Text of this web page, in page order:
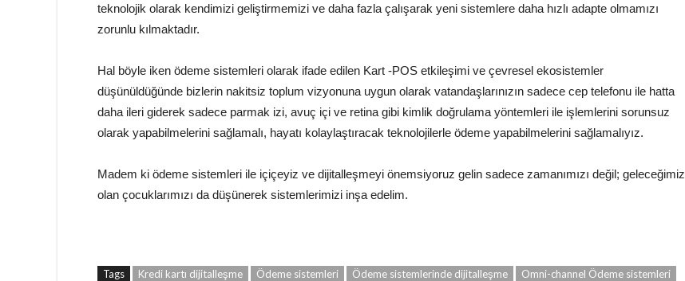
teknolojik olarak kendimizi geliştirmemizi ve daha fazla çalışarak yeni sistemlere daha hızlı adapte olmamızı
zorunlu kılmaktadır.
Hal böyle iken ödeme sistemleri olarak ifade edilen Kart -POS etkileşimi ve çevresel ekosistemler
düşünüldüğünde bizlerin nakitsiz toplum vizyonuna uygun olarak vatandaşlarınızın sadece cep telefonu ile hatta
daha ileri giderek sadece parmak izi, avuç içi ve retina gibi kimlik doğrulama yöntemleri ile işlemlerini sorunsuz
olarak yapabilmelerini sağlamalı, hayatı kolaylaştıracak teknolojilerle ödeme yapabilmelerini sağlamalıyız.
Madem ki ödeme sistemleri ile içiçeyiz ve dijitalleşmeyi önemsiyoruz gelin sadece zamanımızı değil; geleceğimiz
olan çocuklarımızı da düşünerek sistemlerimizi inşa edelim.
Tags Kredi kartı dijitalleşme Ödeme sistemleri Ödeme sistemlerinde dijitalleşme Omni-channel Ödeme sistemleri